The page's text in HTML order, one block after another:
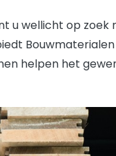
u wellicht op
helpen het